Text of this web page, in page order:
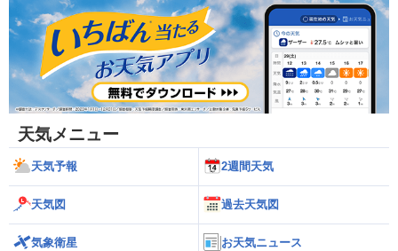
天気メニュー
天気予報 2週間天気
天気図 過去天気図
気象衛星 お天気ニュース